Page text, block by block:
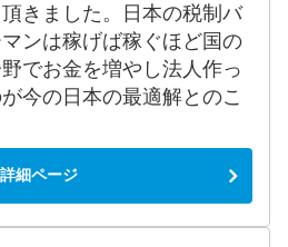
きました。日本の税制バ
ンは稼げば稼ぐほど国の
でお金を増やし法人作っ
今の日本の最適解とのこ
詳細ページ